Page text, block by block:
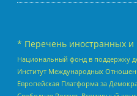
* Перечень иностранных и
Национальный фонд в поддержку
Институт Международных
Европейская Платформа за